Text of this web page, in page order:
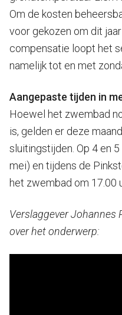
Om de kosten
voor gekozen om dit
compensatie loopt het
namelijk tot en met
Aangepaste tijden in
Hoewel het zwembad
is, gelden er deze
sluitingstijden. Op 4 en
mei) en tijdens de
het zwembad om 17.00
Verslaggever Johannes
over het onderwerp: